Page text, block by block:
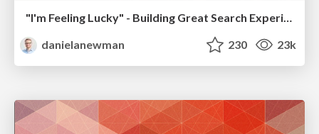
"I'm Feeling Lucky" - Building Great Search Experiences for Today's Users (#IAC19)
danielanewman
230 23k